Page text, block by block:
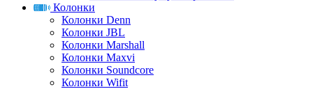
Колонки
Колонки Denn
Колонки JBL
Колонки Marshall
Колонки Maxvi
Колонки Soundcore
Колонки Wifit